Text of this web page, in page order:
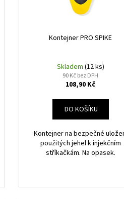
Kontejner PRO SPIKE
Skladem (12 ks)
90 Kč bez DPH
108,90 Kč
DO KOŠÍKU
Kontejner na bezpečné
použitých jehel k injekčním
stříkačkám. Na opasek.